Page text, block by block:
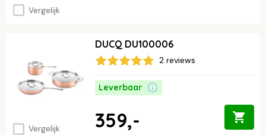
Vergelijk
Vergelijk
DUCQ DU100006
2 reviews
Leverbaar
359,-